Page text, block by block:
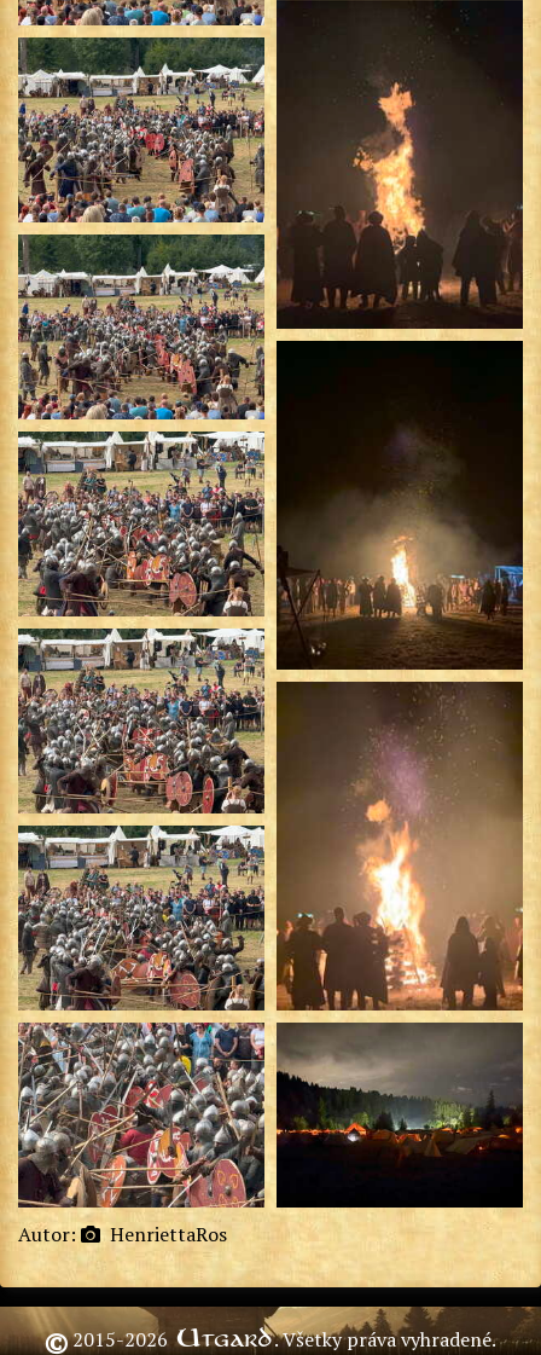
Autor: HenriettaRos
©2015-2026Utgard. Všetky práva vyhradené.